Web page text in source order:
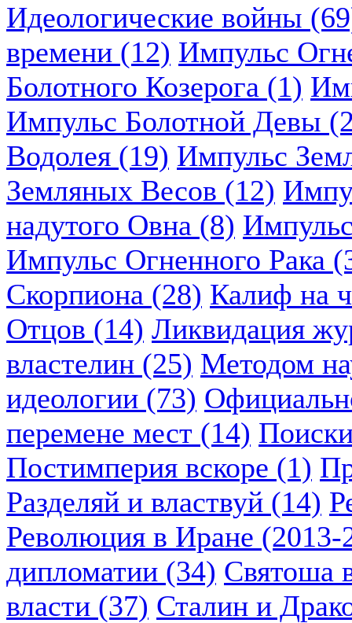
Идеологические войны
времени (12) Импульс
Болотного Козерога (1)
Импульс Болотной Девы
Водолея (19) Импульс
Земляных Весов (12)
надутого Овна (8)
Импульс Огненного Рака
Скорпиона (28) Калиф на
Отцов (14) Ликвидация
властелин (25) Методом
идеологии (73)
перемене мест (14)
Постимперия вскоре (1)
Разделяй и властвуй (14)
Революция в Иране (2013-
дипломатии (34) Святоша
власти (37) Сталин и